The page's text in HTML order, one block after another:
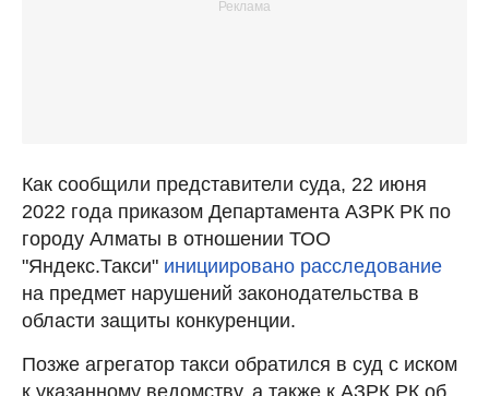
Как сообщили представители суда, 22 июня
2022 года приказом Департамента АЗРК РК по
городу Алматы в отношении ТОО
"Яндекс.Такси" инициировано расследование
на предмет нарушений законодательства в
области защиты конкуренции.
Позже агрегатор такси обратился в суд с иском
к указанному ведомству, а также к АЗРК РК об